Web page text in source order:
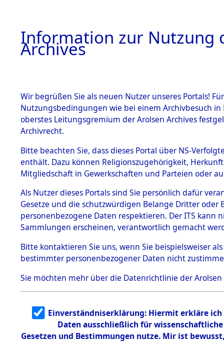
BESTÄNDE
1.
mente
5. Verschiedenes
5.3
Todesmärsche
5.3.1 Alliierte
Erhebungen
zu
Todesmärsch
en
5.3.2
Identifizierun
g
5.3.3
Todesmärsch
→0117
Information zur Nutzung
Archives
Wir begrüßen Sie als neuen Nutzer unseres Portals!
Nutzungsbedingungen wie bei einem Archivbesuch
oberstes Leitungsgremium der Arolsen Archives
Archivrecht.
Bitte beachten Sie, dass dieses Portal über NS-
enthält. Dazu können Religionszugehörigkeit,
Mitgliedschaft in Gewerkschaften und Parteien oder
Als Nutzer dieses Portals sind Sie persönlich dafür
Gesetze und die schutzwürdigen Belange Dritter
personenbezogene Daten respektieren. Der ITS
Sammlungen erscheinen, verantwortlich gemacht
Bitte kontaktieren Sie uns, wenn Sie beispielsweiser
bestimmter personenbezogener Daten nicht
Sie möchten mehr über die Datenrichtlinie der Arolsen
Einverständniserklärung: Hiermit erkläre
Daten ausschließlich für
Gesetzen und Bestimmungen nutze. Mir ist